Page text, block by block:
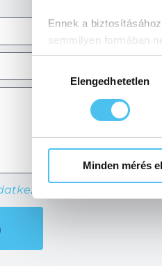
Ennek a biztosításához
semmilyen formában
Előre is köszönjük!
kiválasztásaElengedhetetlen
Minden mérés
szabályzatot.